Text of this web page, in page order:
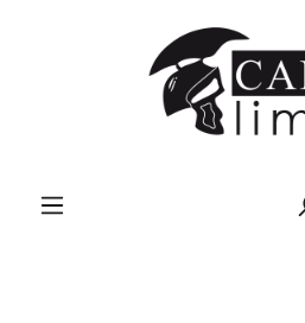
Zum Hauptinhalt springen